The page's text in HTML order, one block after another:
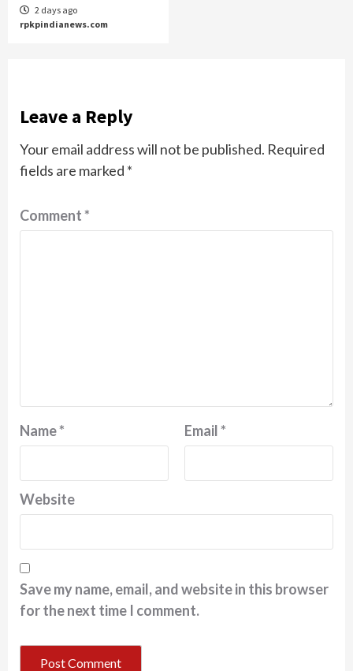
2 days ago
rpkpindianews.com
Leave a Reply
Your email address will not be published. Required
fields are marked *
Comment*
Name* Email*
Website
Save my name, email, and website in this browser
for the next time I comment.